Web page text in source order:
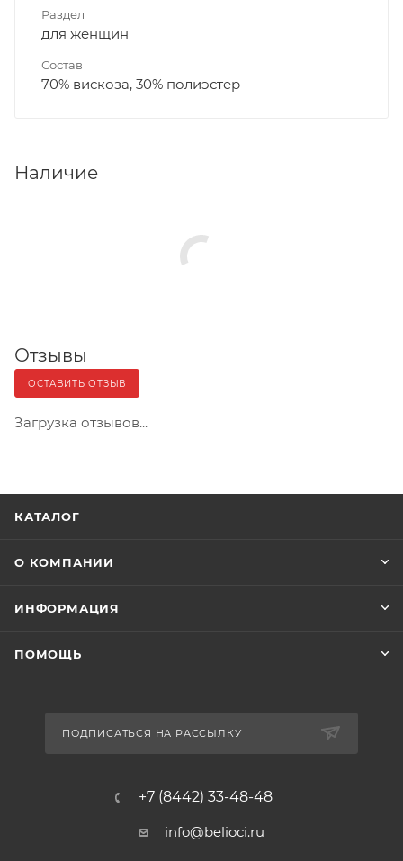
Раздел
для женщин
Состав
70% вискоза, 30% полиэстер
Наличие
Отзывы
ОСТАВИТЬ ОТЗЫВ
Загрузка отзывов...
КАТАЛОГ
О КОМПАНИИ
ИНФОРМАЦИЯ
ПОМОЩЬ
ПОДПИСАТЬСЯ НА РАССЫЛКУ
+7 (8442) 33-48-48
info@belioci.ru